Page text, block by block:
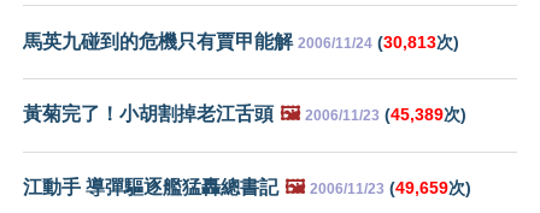
馬英九碰到的危機只有賈甲能解 2006/11/24 (30,813次)
黃菊完了！小胡割掉老江舌頭 🖼️ 2006/11/23 (45,389次)
江動手 導彈驅逐艦猛轟總書記 🖼️ 2006/11/23 (49,659次)